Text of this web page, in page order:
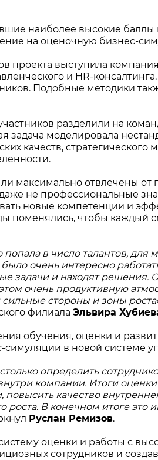
наиболее высокие
на оценочную бизнес-
проекта выступила
и HR-
Подобные методики
разделили на
задача моделировала
качеств,
максимально отвлечены от
не профессиональные
новые компетенции и
поменялись, чтобы каждый
попала в число талантов,
очень интересно
задачи и находят решения.
очень продуктивную
стороны и зоны роста
филиалаЭльвира
обучения, оценки и
симуляции в новой системе
определить
компании. Итоги
качество
роста. В конечном итоге это
Руслан Ремизов.
оценки и работы с
сотрудников и